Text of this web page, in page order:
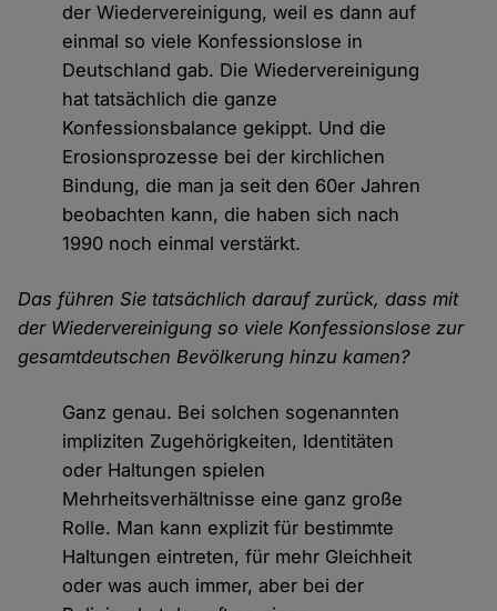
der Wiedervereinigung, weil es dann auf
einmal so viele Konfessionslose in
Deutschland gab. Die Wiedervereinigung
hat tatsächlich die ganze
Konfessionsbalance gekippt. Und die
Erosionsprozesse bei der kirchlichen
Bindung, die man ja seit den 60er Jahren
beobachten kann, die haben sich nach
1990 noch einmal verstärkt.
Das führen Sie tatsächlich darauf zurück, dass mit
der Wiedervereinigung so viele Konfessionslose zur
gesamtdeutschen Bevölkerung hinzu kamen?
Ganz genau. Bei solchen sogenannten
impliziten Zugehörigkeiten, Identitäten
oder Haltungen spielen
Mehrheitsverhältnisse eine ganz große
Rolle. Man kann explizit für bestimmte
Haltungen eintreten, für mehr Gleichheit
oder was auch immer, aber bei der